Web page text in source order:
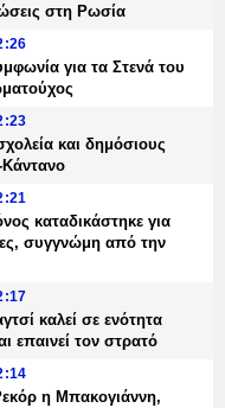
στη Ρωσία
για τα Στενά του
και δημόσιους
καταδικάστηκε για
συγγνώμη από την
καλεί σε ενότητα
επαινεί τον στρατό
η Μπακογιάννη,